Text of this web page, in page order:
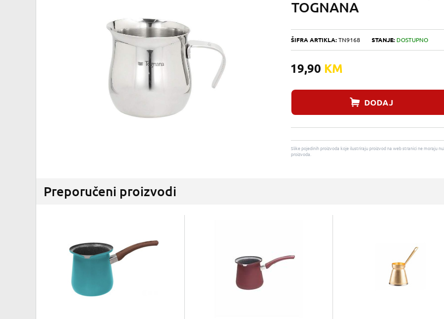
TOGNANA
ŠIFRA ARTIKLA: TN9168 STANJE: DOSTUPNO
19,90 KM
DODAJ
Slike pojedinih proizvoda koje ilustriraju proizvod na web stranici ne moraju
proizvoda.
Preporučeni proizvodi